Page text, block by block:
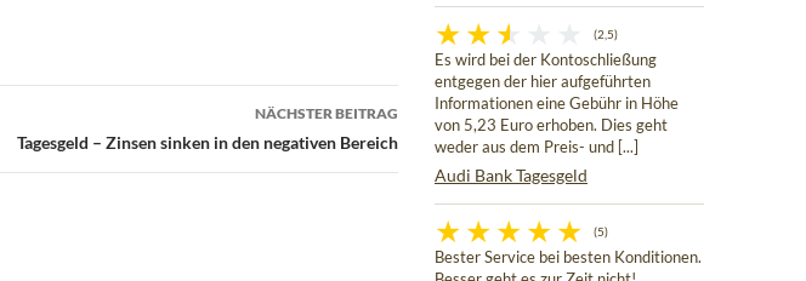
NÄCHSTER BEITRAG
Tagesgeld – Zinsen sinken in den negativen Bereich
(2,5)
Es wird bei der Kontoschließung
entgegen der hier aufgeführten
Informationen eine Gebühr in Höhe
von 5,23 Euro erhoben. Dies geht
weder aus dem Preis- und [...]
Audi Bank Tagesgeld
(5)
Bester Service bei besten Konditionen.